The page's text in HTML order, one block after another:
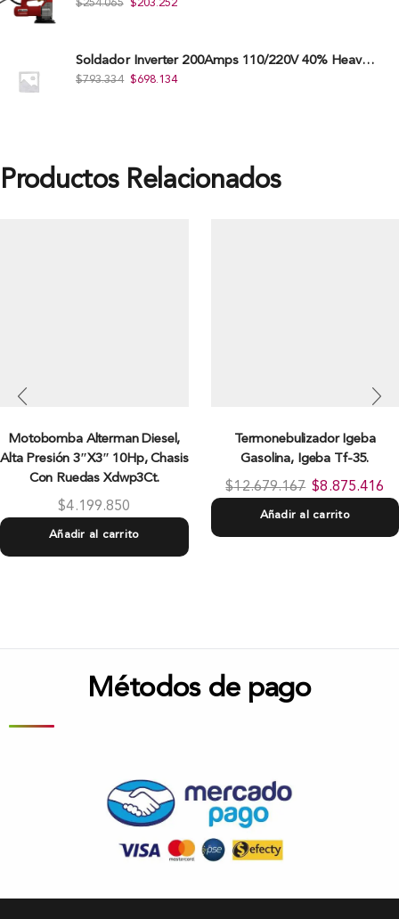
$254.065 $203.252
Soldador Inverter 200Amps 110/220V 40% Heavy Duty (Hd) Tkwi-200-C
$793.334 $698.134
Productos Relacionados
Motobomba Alterman Diesel,
Alta Presión 3″X3″ 10Hp, Chasis
Con Ruedas Xdwp3Ct.
$4.199.850
Añadir al carrito
Termonebulizador Igeba
Gasolina, Igeba Tf-35.
$12.679.167 $8.875.416
Añadir al carrito
Métodos de pago